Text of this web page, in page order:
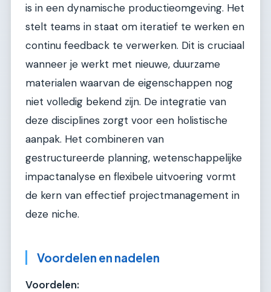
is in een dynamische productieomgeving. Het
stelt teams in staat om iteratief te werken en
continu feedback te verwerken. Dit is cruciaal
wanneer je werkt met nieuwe, duurzame
materialen waarvan de eigenschappen nog
niet volledig bekend zijn. De integratie van
deze disciplines zorgt voor een holistische
aanpak. Het combineren van
gestructureerde planning, wetenschappelijke
impactanalyse en flexibele uitvoering vormt
de kern van effectief projectmanagement in
deze niche.
Voordelen en nadelen
Voordelen: